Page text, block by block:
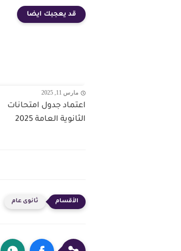
قد يعجبك ايضا
مارس 11, 2025
اعتماد جدول امتحانات
الثانوية العامة 2025
ثانوى عام